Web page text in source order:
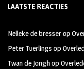
b
oo
k
ag
m
tt
LAATSTE REACTIES
Nelleke de bresserop
Peter Tuerlings op
Twan de Jonghop